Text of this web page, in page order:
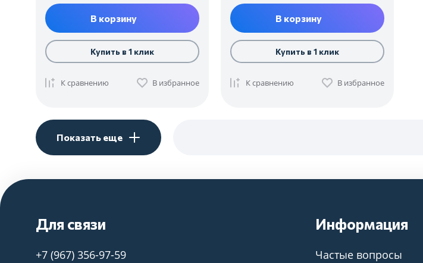
В корзину
Купить в 1 клик
К сравнению В избранное
В корзину
Купить в 1 клик
К сравнению В избранное
Показать еще
Для связи
+7 (967) 356-97-59
Информация
Частые вопросы